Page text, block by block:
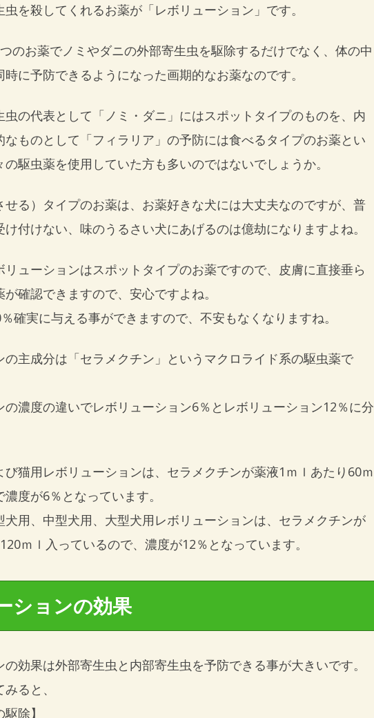
を殺してくれるお薬が「レボリューション」です。
のお薬でノミやダニの外部寄生虫を駆除するだけでなく、体の中
に予防できるようになった画期的なお薬なのです。
虫の代表として「ノミ・ダニ」にはスポットタイプのものを、内
なものとして「フィラリア」の予防には食べるタイプのお薬とい
駆虫薬を使用していた方も多いのではないでしょうか。
せる）タイプのお薬は、お薬好きな犬には大丈夫なのですが、普
付けない、味のうるさい犬にあげるのは億劫になりますよね。
ューションはスポットタイプのお薬ですので、皮膚に直接垂ら
確認できますので、安心ですよね。
確実に与える事ができますので、不安もなくなりますね。
の主成分は「セラメクチン」というマクロライド系の駆虫薬で
の濃度の違いでレボリューション6％とレボリューション12％に分
び猫用レボリューションは、セラメクチンが薬液1ｍｌあたり60ｍ
度が6％となっています。
犬用、中型犬用、大型犬用レボリューションは、セラメクチンが
ｍｌ入っているので、濃度が12％となっています。
ションの効果
効果は外部寄生虫と内部寄生虫を予防できる事が大きいです。
ると、
除】